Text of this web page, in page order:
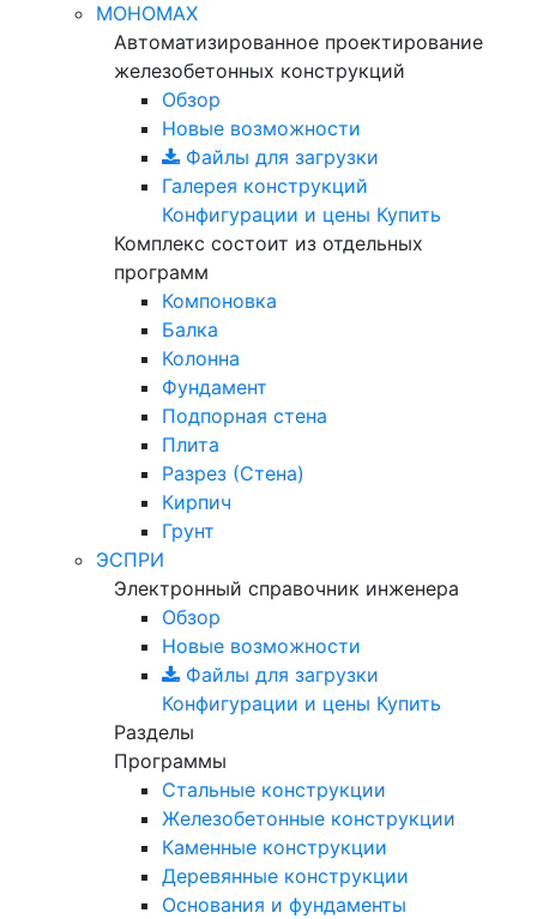
МОНОМАХ
Автоматизированное проектирование
железобетонных конструкций
Обзор
Новые возможности
Файлы для загрузки
Галерея конструкций
Конфигурации и цены Купить
Комплекс состоит из отдельных
программ
Компоновка
Балка
Колонна
Фундамент
Подпорная стена
Плита
Разрез (Стена)
Кирпич
Грунт
ЭСПРИ
Электронный справочник инженера
Обзор
Новые возможности
Файлы для загрузки
Конфигурации и цены Купить
Разделы
Программы
Стальные конструкции
Железобетонные конструкции
Каменные конструкции
Деревянные конструкции
Основания и фундаменты